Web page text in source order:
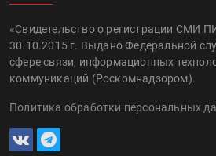
«Свидетельство о регистрации СМИ
30.10.2015 г. Выдано Федеральной
сфере связи, информационных
коммуникаций (Роскомнадзором).
Политика обработки персональных